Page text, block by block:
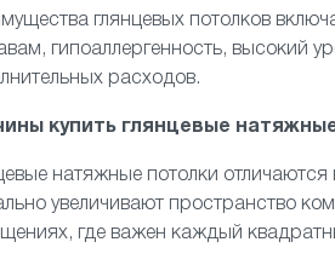
глянцевых потолков
гипоаллергенность, высокий
расходов.
купить глянцевые
натяжные потолки
увеличивают пространство
где важен каждый